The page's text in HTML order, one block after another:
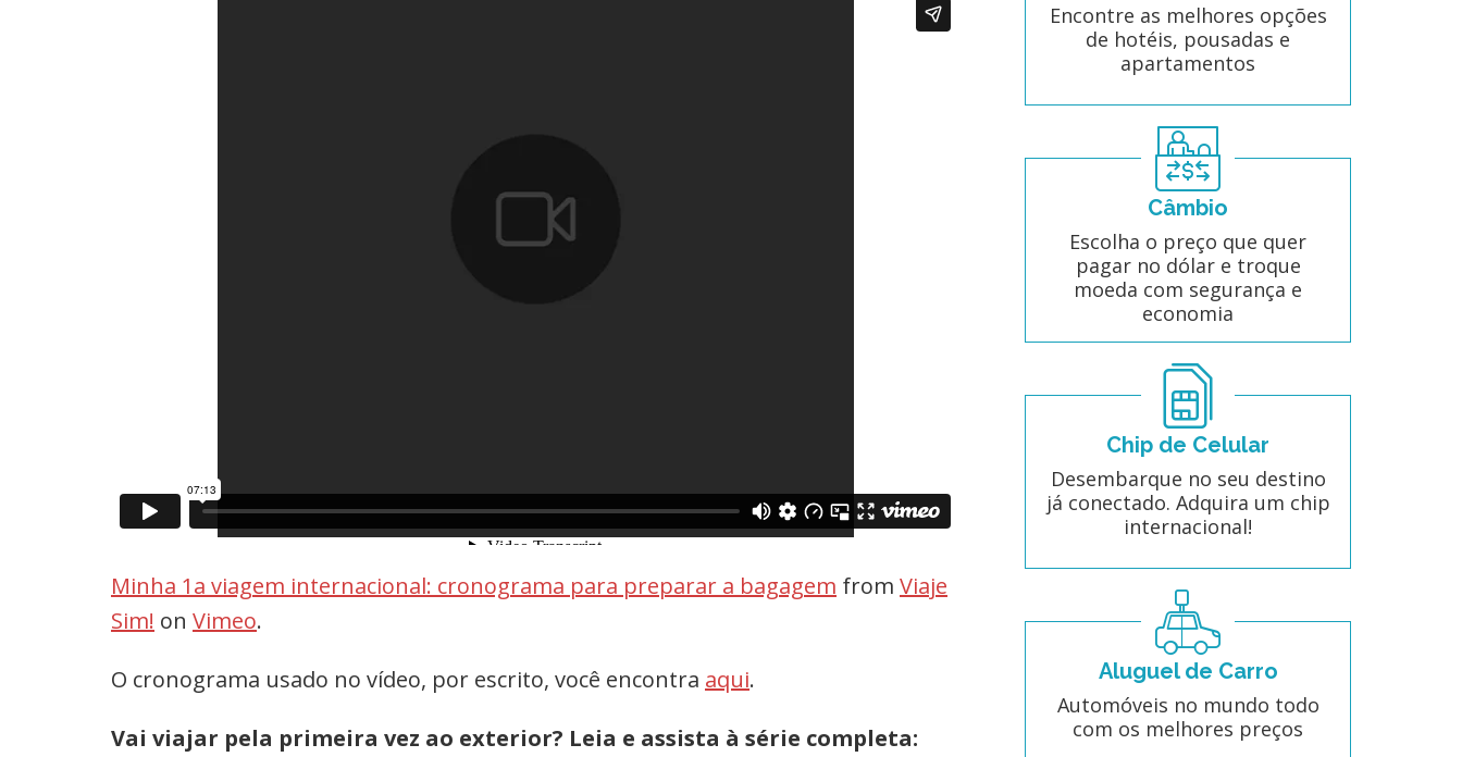
Minha 1a viagem internacional: cronograma para preparar a bagagem from Viaje
Sim! on Vimeo.
O cronograma usado no vídeo, por escrito, você encontra aqui.
Vai viajar pela primeira vez ao exterior? Leia e assista à série completa:
Encontre as melhores opções
de hotéis, pousadas e
apartamentos
Câmbio
Escolha o preço que quer
pagar no dólar e troque
moeda com segurança e
economia
Chip de Celular
Desembarque no seu destino
já conectado. Adquira um chip
internacional!
Aluguel de Carro
Automóveis no mundo todo
com os melhores preços